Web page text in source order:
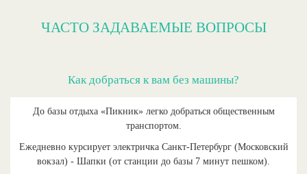
ЧАСТО ЗАДАВАЕМЫЕ ВОПРОСЫ
Как добраться к вам без машины?
До базы отдыха «Пикник» легко добраться общественным
транспортом.
Ежедневно курсирует электричка Санкт-Петербург (Московский
вокзал) - Шапки (от станции до базы 7 минут пешком).